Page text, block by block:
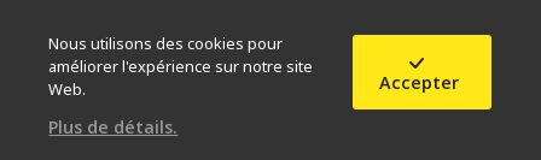
Nous utilisons des cookies pour
améliorer l'expérience sur notre site
Web.
Accepter
Plus de détails.